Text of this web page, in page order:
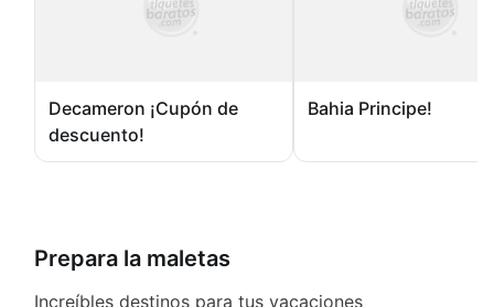
Decameron ¡Cupón de
descuento!
Bahia Principe!
Prepara la maletas
Increíbles destinos para tus vacaciones